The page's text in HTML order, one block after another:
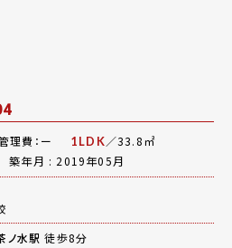
理費：ー 1LDK／33.8㎡
築年月 : 2019年05月
ノ水駅 徒歩8分